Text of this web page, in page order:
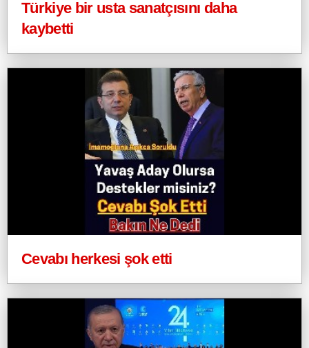
Türkiye bir usta sanatçısını daha
kaybetti
Cevabı herkesi şok etti